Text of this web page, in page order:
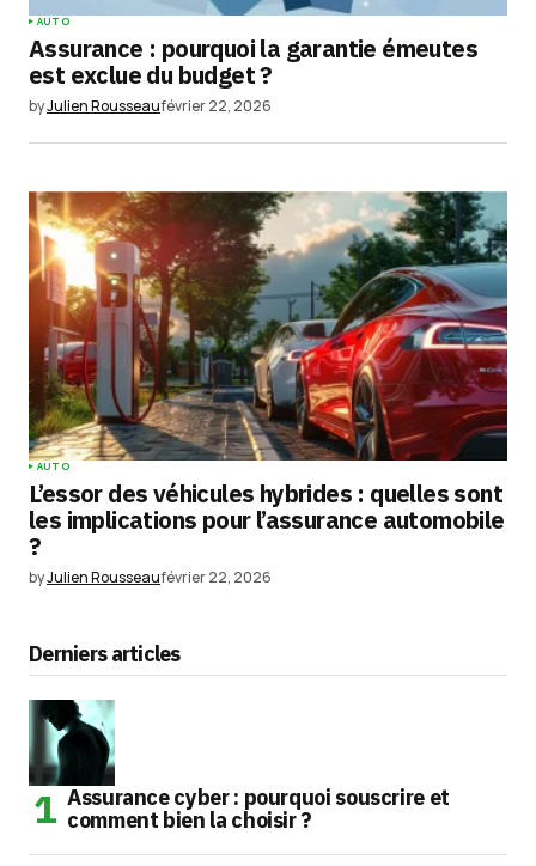
AUTO
Assurance : pourquoi la garantie émeutes
est exclue du budget ?
byJulien Rousseaufévrier 22, 2026
AUTO
L’essor des véhicules hybrides : quelles sont
les implications pour l’assurance automobile
?
byJulien Rousseaufévrier 22, 2026
Derniers articles
Assurance cyber : pourquoi souscrire et
comment bien la choisir ?